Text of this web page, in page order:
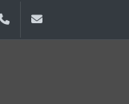
+961 (1) 421 392/3/4